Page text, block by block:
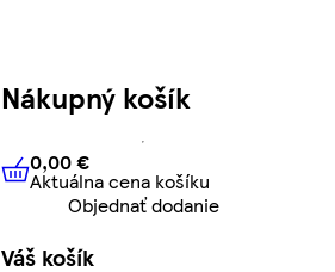
Nákupný košík
0,00 € Aktuálna cena košíku
0,00 €
Aktuálna cena košíku
Objednať dodanie
Váš košík